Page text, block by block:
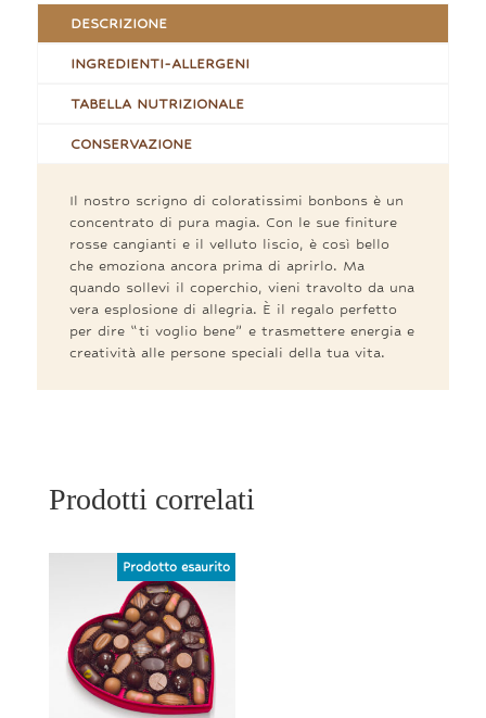
DESCRIZIONE
INGREDIENTI-ALLERGENI
TABELLA NUTRIZIONALE
CONSERVAZIONE
Il nostro scrigno di coloratissimi bonbons è un
concentrato di pura magia. Con le sue finiture
rosse cangianti e il velluto liscio, è così bello
che emoziona ancora prima di aprirlo. Ma
quando sollevi il coperchio, vieni travolto da una
vera esplosione di allegria. È il regalo perfetto
per dire “ti voglio bene” e trasmettere energia e
creatività alle persone speciali della tua vita.
Prodotti correlati